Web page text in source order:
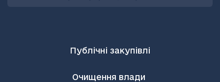
Публічні закупівлі
Очищення влади